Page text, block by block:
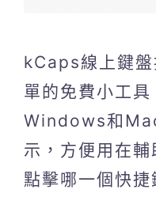
kCaps線上鍵
單的免費小工
Windows和
示，方便用在
點擊哪一個快